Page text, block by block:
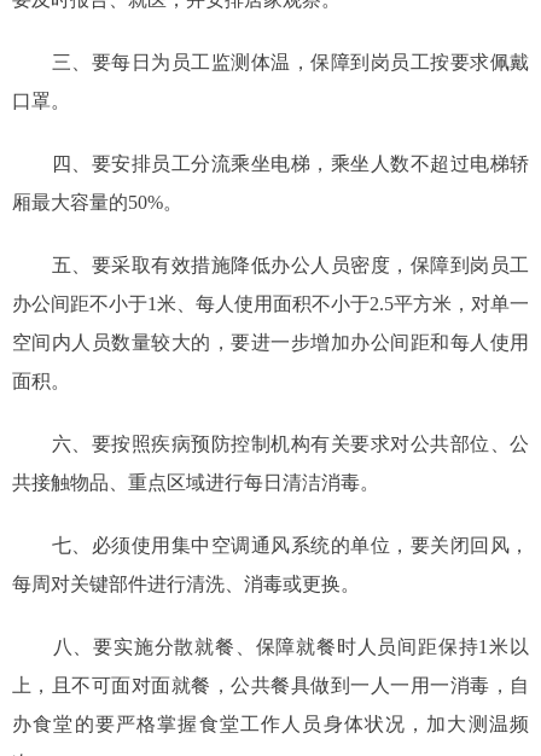
三、要每日为员工监测体温，保障到岗员工按要求佩戴
口罩。
四、要安排员工分流乘坐电梯，乘坐人数不超过电梯轿
厢最大容量的50%。
五、要采取有效措施降低办公人员密度，保障到岗员工
办公间距不小于1米、每人使用面积不小于2.5平方米，对单一
空间内人员数量较大的，要进一步增加办公间距和每人使用
面积。
六、要按照疾病预防控制机构有关要求对公共部位、公
共接触物品、重点区域进行每日清洁消毒。
七、必须使用集中空调通风系统的单位，要关闭回风，
每周对关键部件进行清洗、消毒或更换。
八、要实施分散就餐、保障就餐时人员间距保持1米以
上，且不可面对面就餐，公共餐具做到一人一用一消毒，自
办食堂的要严格掌握食堂工作人员身体状况，加大测温频